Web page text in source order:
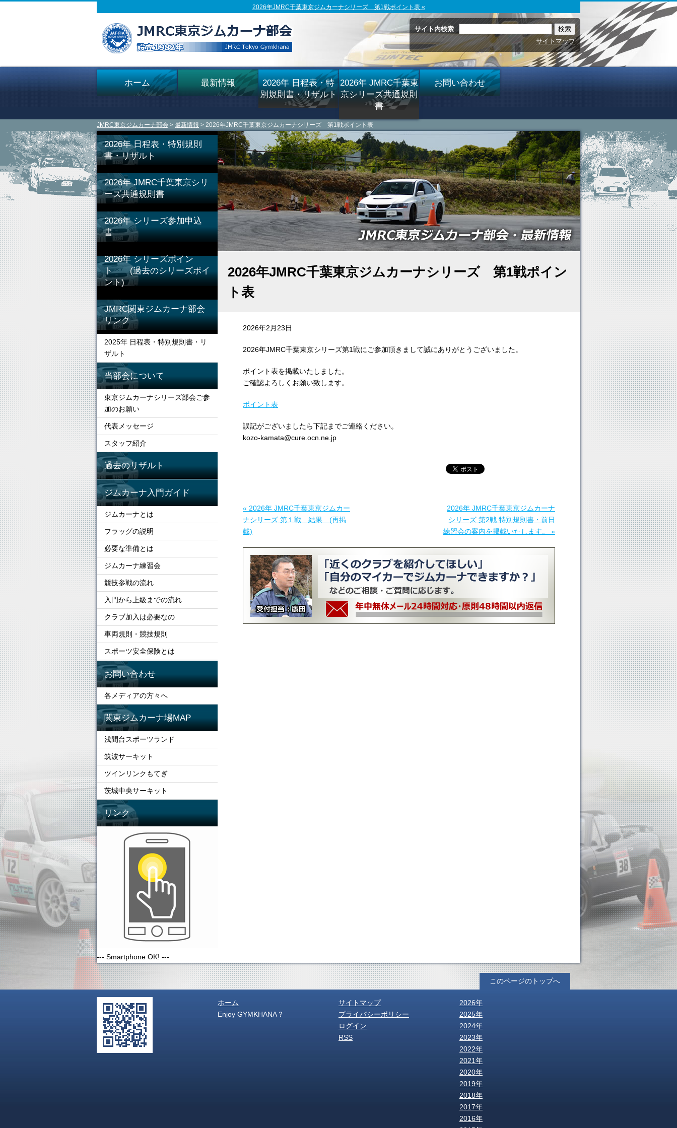
2026年JMRC千葉東京ジムカーナシリーズ 第1戦ポイント表 «
サイト内検索
サイトマップ
ホーム 最新情報
2026年 日程表・特
別規則書・リザルト
2026年 JMRC千葉東
京シリーズ共通規則
書
お問い合わせ
JMRC東京ジムカーナ部会 > 最新情報 > 2026年JMRC千葉東京ジムカーナシリーズ 第1戦ポイント表
2026年JMRC千葉東京ジムカーナシリーズ 第1戦ポイン
ト表
2026年2月23日
2026年JMRC千葉東京シリーズ第1戦にご参加頂きまして誠にありがとうございました。
ポイント表を掲載いたしました。
ご確認よろしくお願い致します。
ポイント表
誤記がございましたら下記までご連絡ください。
kozo-kamata@cure.ocn.ne.jp
« 2026年 JMRC千葉東京ジムカー
ナシリーズ 第１戦 結果 (再掲
載)
2026年 JMRC千葉東京ジムカーナ
シリーズ 第2戦 特別規則書・前日
練習会の案内を掲載いたします。 »
2026年 日程表・特別規則
書・リザルト
2026年 JMRC千葉東京シリ
ーズ共通規則書
2026年 シリーズ参加申込
書
2026年 シリーズポイン
ト (過去のシリーズポイ
ント)
JMRC関東ジムカーナ部会
リンク
2025年 日程表・特別規則書・リ
ザルト
当部会について
東京ジムカーナシリーズ部会ご参
加のお願い
代表メッセージ
スタッフ紹介
過去のリザルト
ジムカーナ入門ガイド
ジムカーナとは
フラッグの説明
必要な準備とは
ジムカーナ練習会
競技参戦の流れ
入門から上級までの流れ
クラブ加入は必要なの
車両規則・競技規則
スポーツ安全保険とは
お問い合わせ
各メディアの方々へ
関東ジムカーナ場MAP
浅間台スポーツランド
筑波サーキット
ツインリンクもてぎ
茨城中央サーキット
リンク
--- Smartphone OK! ---
このページのトップへ
ホーム
Enjoy GYMKHANA？
サイトマップ
プライバシーポリシー
ログイン
RSS
2026年
2025年
2024年
2023年
2022年
2021年
2020年
2019年
2018年
2017年
2016年